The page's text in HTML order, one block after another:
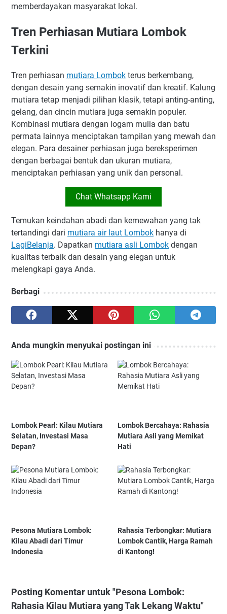
memberdayakan masyarakat lokal.
Tren Perhiasan Mutiara Lombok
Terkini
Tren perhiasan mutiara Lombok terus berkembang,
dengan desain yang semakin inovatif dan kreatif. Kalung
mutiara tetap menjadi pilihan klasik, tetapi anting-anting,
gelang, dan cincin mutiara juga semakin populer.
Kombinasi mutiara dengan logam mulia dan batu
permata lainnya menciptakan tampilan yang mewah dan
elegan. Para desainer perhiasan juga bereksperimen
dengan berbagai bentuk dan ukuran mutiara,
menciptakan perhiasan yang unik dan personal.
Chat Whatsapp Kami
Temukan keindahan abadi dan kemewahan yang tak
tertandingi dari mutiara air laut Lombok hanya di
LagiBelanja. Dapatkan mutiara asli Lombok dengan
kualitas terbaik dan desain yang elegan untuk
melengkapi gaya Anda.
Berbagi
Anda mungkin menyukai postingan ini
Lombok Pearl: Kilau Mutiara
Selatan, Investasi Masa
Depan?
Lombok Bercahaya: Rahasia
Mutiara Asli yang Memikat
Hati
Pesona Mutiara Lombok:
Kilau Abadi dari Timur
Indonesia
Rahasia Terbongkar: Mutiara
Lombok Cantik, Harga Ramah
di Kantong!
Posting Komentar untuk "Pesona Lombok:
Rahasia Kilau Mutiara yang Tak Lekang Waktu"